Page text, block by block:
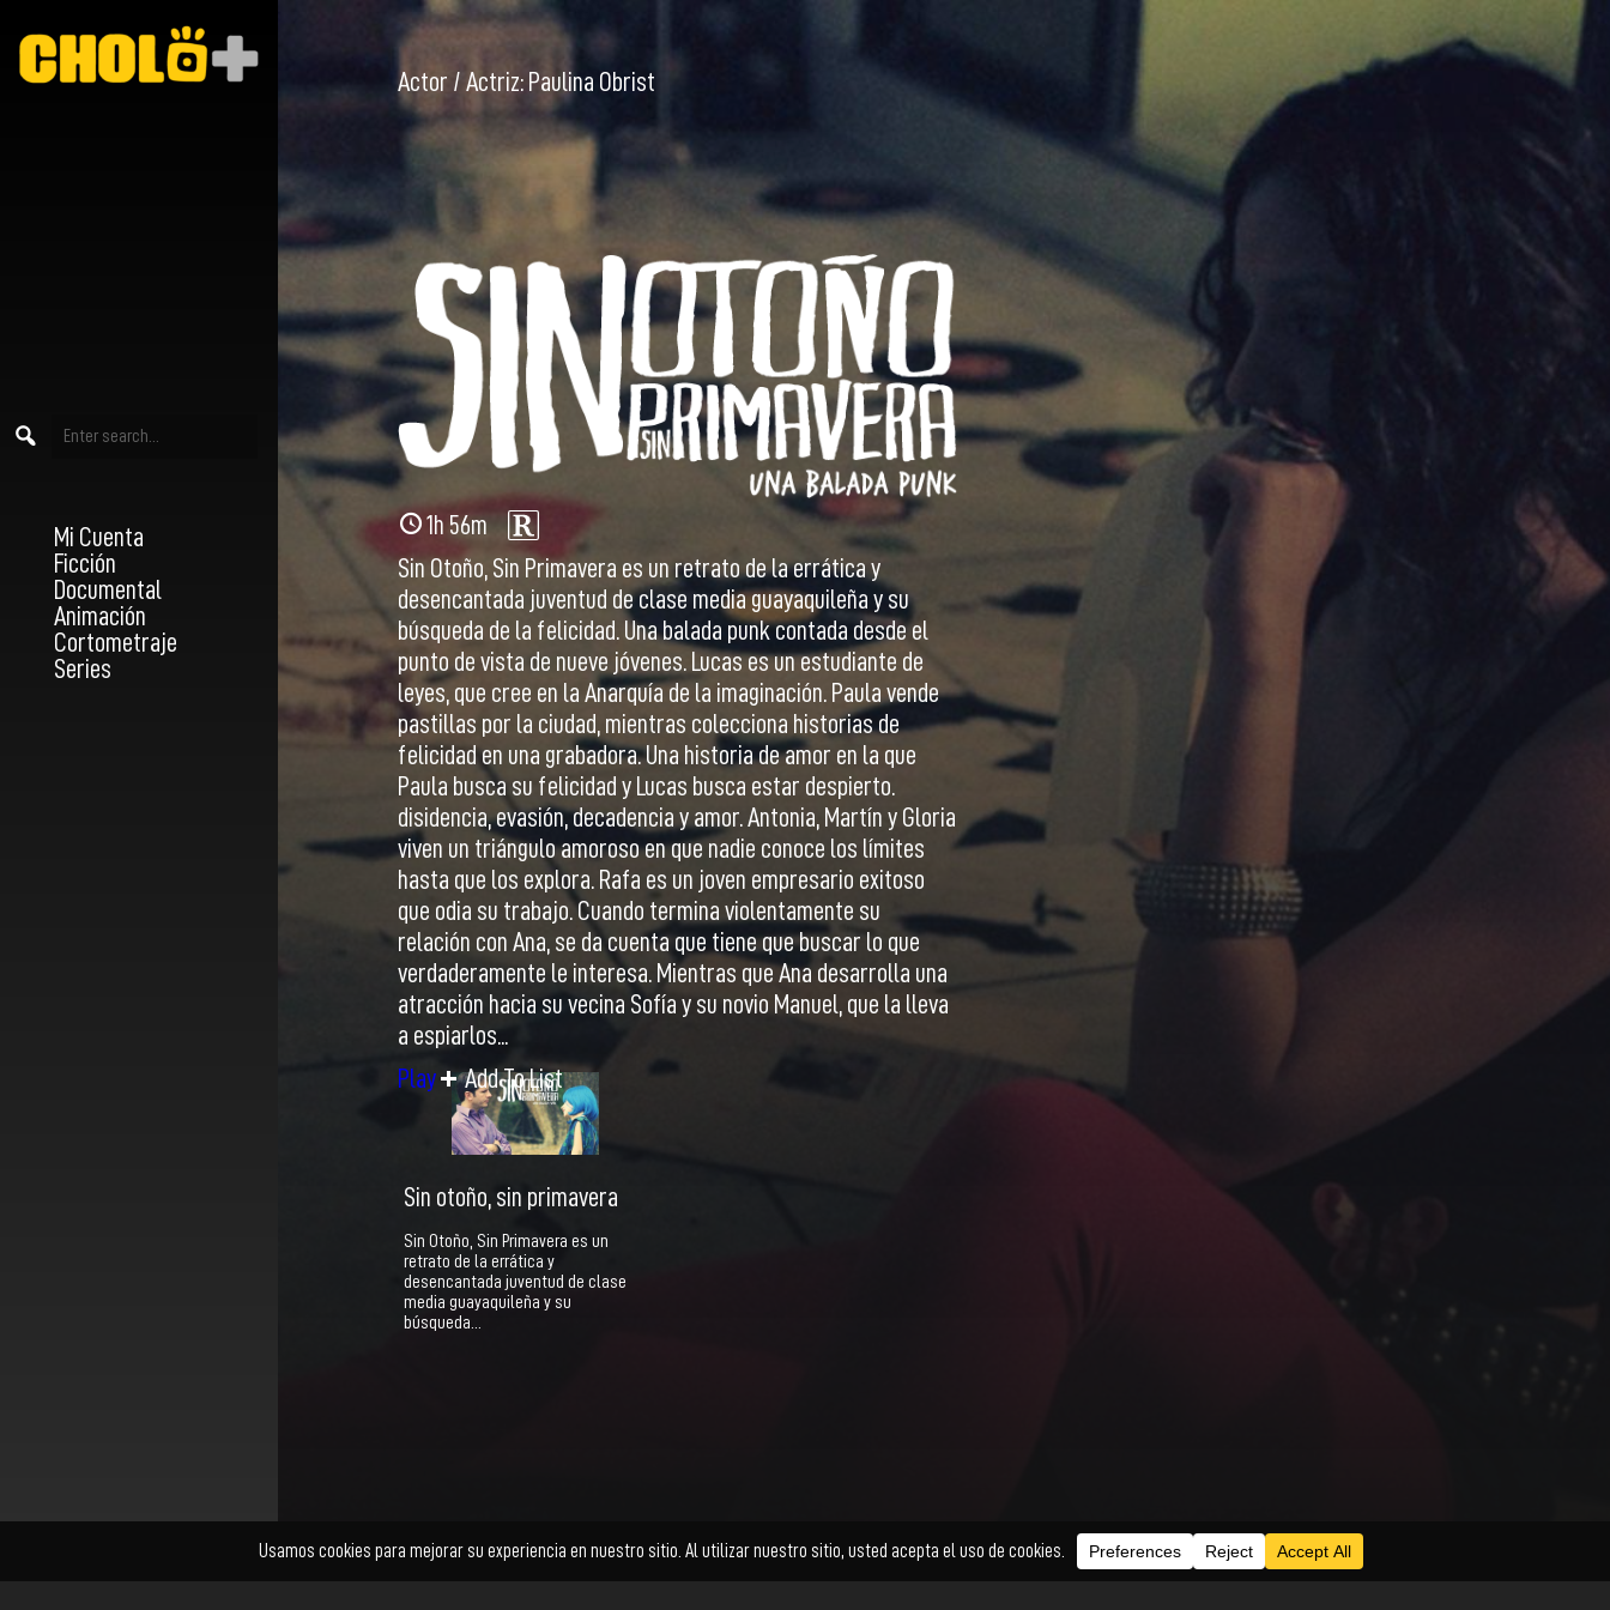
Mi Cuenta
Ficción
Documental
Animación
Cortometraje
Series
Actor / Actriz: Paulina Obrist
1h 56m
Sin Otoño, Sin Primavera es un retrato de la errática y
desencantada juventud de clase media guayaquileña y su
búsqueda de la felicidad. Una balada punk contada desde el
punto de vista de nueve jóvenes. Lucas es un estudiante de
leyes, que cree en la Anarquía de la imaginación. Paula vende
pastillas por la ciudad, mientras colecciona historias de
felicidad en una grabadora. Una historia de amor en la que
Paula busca su felicidad y Lucas busca estar despierto.
disidencia, evasión, decadencia y amor. Antonia, Martín y Gloria
viven un triángulo amoroso en que nadie conoce los límites
hasta que los explora. Rafa es un joven empresario exitoso
que odia su trabajo. Cuando termina violentamente su
relación con Ana, se da cuenta que tiene que buscar lo que
verdaderamente le interesa. Mientras que Ana desarrolla una
atracción hacia su vecina Sofía y su novio Manuel, que la lleva
a espiarlos...
Play
Add To List
Sin otoño, sin primavera
Sin Otoño, Sin Primavera es un
retrato de la errática y
desencantada juventud de clase
media guayaquileña y su
búsqueda…
Ficción Documental Animación Cortometraje SeriesAcceder